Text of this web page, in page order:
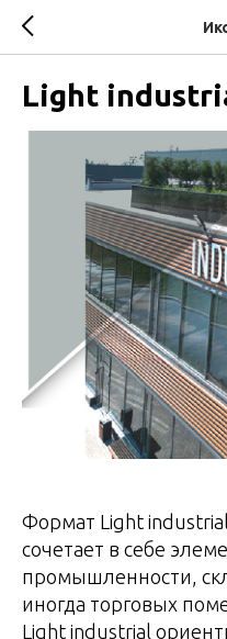
Light
Формат Light
сочетает в себе
промышленности,
иногда торговых
Light industrial